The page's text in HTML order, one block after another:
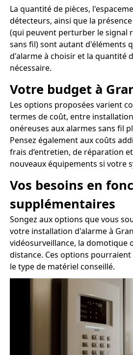
La quantité de pièces,
détecteurs, ainsi que la
(qui peuvent perturber le signal
sans fil) sont autant d'éléments
d'alarme à choisir et la quantité
nécessaire.
Votre budget à
Les options proposées varient
termes de coût, entre
onéreuses aux alarmes sans fil
Pensez également aux coûts
frais d’entretien, de réparation
nouveaux équipements si votre
Vos besoins en
supplémentaires
Songez aux options que vous
votre installation d'alarme à
vidéosurveillance, la domotique
distance. Ces options
le type de matériel conseillé.